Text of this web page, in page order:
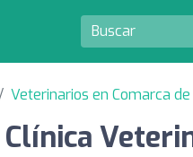
Veterinarios en Comarca
Clínica